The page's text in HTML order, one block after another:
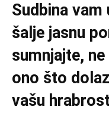
Sudbina vam
šalje jasnu
sumnjajte,
ono što
vašu